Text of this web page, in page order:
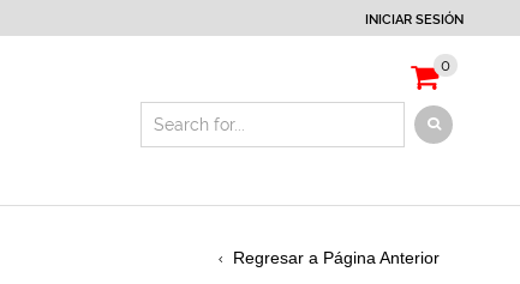
INICIAR SESIÓN
0
Regresar a Página Anterior